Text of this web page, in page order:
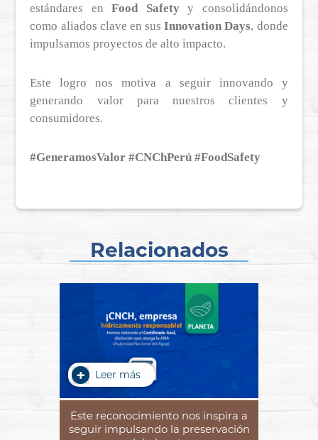
estándares enFood Safetyy consolidándonos
como aliados clave en susInnovation Days, donde
impulsamos proyectos de alto impacto.
Este logro nos motiva a seguir innovando y
generando valor para nuestros clientes y
consumidores.
#GeneramosValor #CNChPerú #FoodSafety
Relacionados
Leer más
Este reconocimiento nos inspira a
seguir impulsando la preservación